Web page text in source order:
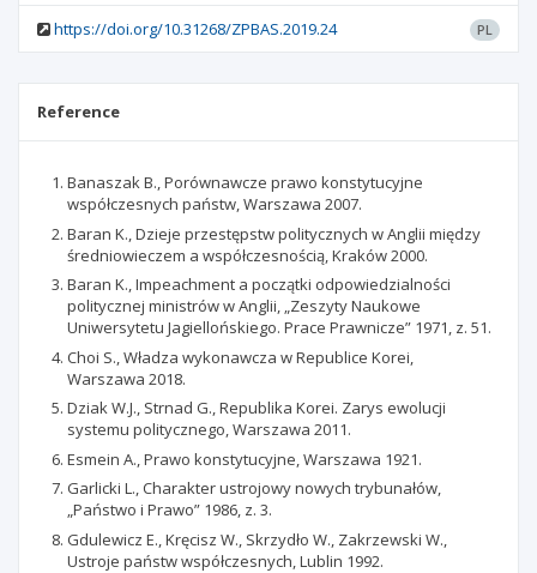
https://doi.org/10.31268/ZPBAS.2019.24 PL
Reference
Banaszak B., Porównawcze prawo konstytucyjne
współczesnych państw, Warszawa 2007.
Baran K., Dzieje przestępstw politycznych w Anglii między
średniowieczem a współczesnością, Kraków 2000.
Baran K., Impeachment a początki odpowiedzialności
politycznej ministrów w Anglii, „Zeszyty Naukowe
Uniwersytetu Jagiellońskiego. Prace Prawnicze” 1971, z. 51.
Choi S., Władza wykonawcza w Republice Korei,
Warszawa 2018.
Dziak W.J., Strnad G., Republika Korei. Zarys ewolucji
systemu politycznego, Warszawa 2011.
Esmein A., Prawo konstytucyjne, Warszawa 1921.
Garlicki L., Charakter ustrojowy nowych trybunałów,
„Państwo i Prawo” 1986, z. 3.
Gdulewicz E., Kręcisz W., Skrzydło W., Zakrzewski W.,
Ustroje państw współczesnych, Lublin 1992.